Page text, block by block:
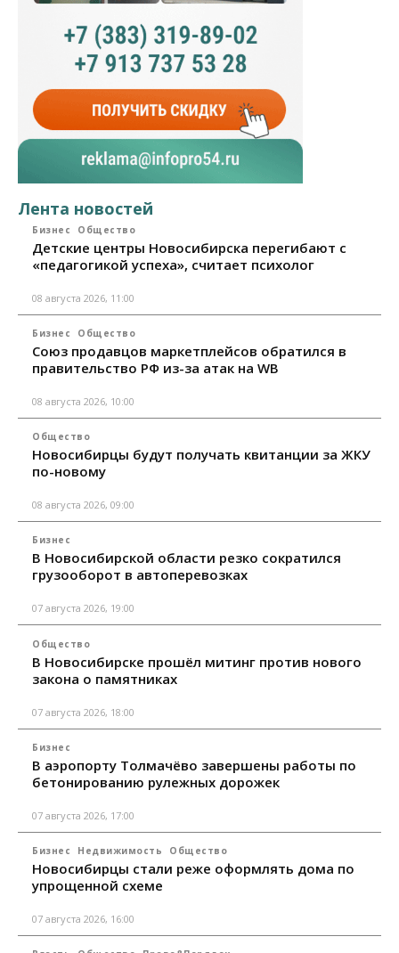
Лента новостей
Бизнес Общество
Детские центры Новосибирска перегибают с
«педагогикой успеха», считает психолог
08 августа 2026, 11:00
Бизнес Общество
Союз продавцов маркетплейсов обратился в
правительство РФ из-за атак на WB
08 августа 2026, 10:00
Общество
Новосибирцы будут получать квитанции за ЖКУ
по-новому
08 августа 2026, 09:00
Бизнес
В Новосибирской области резко сократился
грузооборот в автоперевозках
07 августа 2026, 19:00
Общество
В Новосибирске прошёл митинг против нового
закона о памятниках
07 августа 2026, 18:00
Бизнес
В аэропорту Толмачёво завершены работы по
бетонированию рулежных дорожек
07 августа 2026, 17:00
Бизнес Недвижимость Общество
Новосибирцы стали реже оформлять дома по
упрощенной схеме
07 августа 2026, 16:00